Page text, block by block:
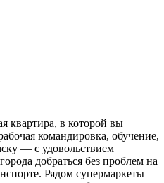
квартира, в которой вы
командировка, обучение,
— с удовольствием
добраться без проблем на
Рядом супермаркеты